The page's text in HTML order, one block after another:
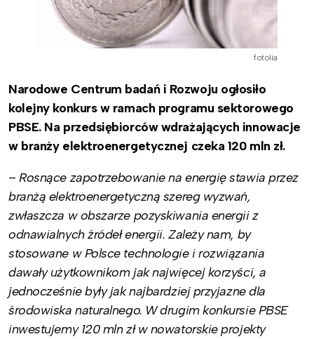
fotolia
Narodowe Centrum badań i Rozwoju ogłosiło
kolejny konkurs w ramach programu sektorowego
PBSE. Na przedsiębiorców wdrażających innowacje
w branży elektroenergetycznej czeka 120 mln zł.
–Rosnące zapotrzebowanie na energię stawia przez
branżą elektroenergetyczną szereg wyzwań,
zwłaszcza w obszarze pozyskiwania energii z
odnawialnych źródeł energii. Zależy nam, by
stosowane w Polsce technologie i rozwiązania
dawały użytkownikom jak najwięcej korzyści, a
jednocześnie były jak najbardziej przyjazne dla
środowiska naturalnego. W drugim konkursie PBSE
inwestujemy 120 mln zł w nowatorskie projekty